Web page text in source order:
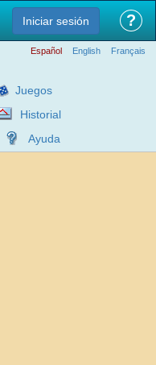
Iniciar sesión ?
Español English Français
Juegos
Historial
Ayuda